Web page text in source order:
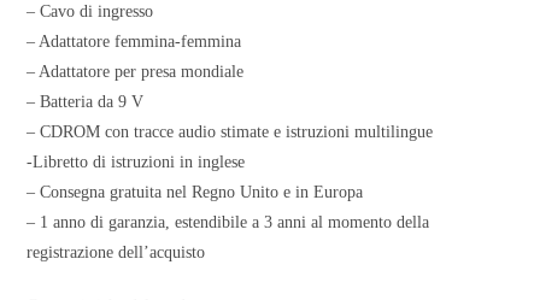
– Cavo di ingresso
– Adattatore femmina-femmina
– Adattatore per presa mondiale
– Batteria da 9 V
– CDROM con tracce audio stimate e istruzioni multilingue
-Libretto di istruzioni in inglese
– Consegna gratuita nel Regno Unito e in Europa
– 1 anno di garanzia, estendibile a 3 anni al momento della
registrazione dell’acquisto